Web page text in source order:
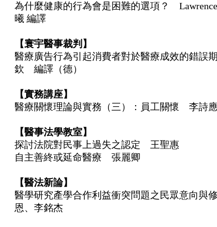
為什麼健康的行為會是困難的選項？
曦 編譯
【寰宇醫事裁判】
醫療廣告行為引起消費者對於醫療成效的錯誤
欽 編譯（德）
【實務講座】
醫療關懷理論與實務（三）：員工關懷 李
【醫事法學教室】
探討法院對民事上過失之認定 王聖惠
自主善終或延命醫療 張麗卿
【醫法新論】
醫學研究產學合作利益衝突問題之民眾意向與
恩、李銘杰